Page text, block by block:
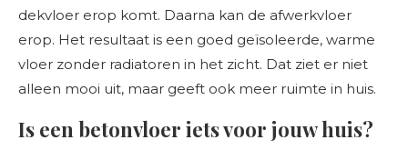
dekvloer erop komt. Daarna kan de afwerkvloer
erop. Het resultaat is een goed geïsoleerde, warme
vloer zonder radiatoren in het zicht. Dat ziet er niet
alleen mooi uit, maar geeft ook meer ruimte in huis.
Is een betonvloer iets voor jouw huis?